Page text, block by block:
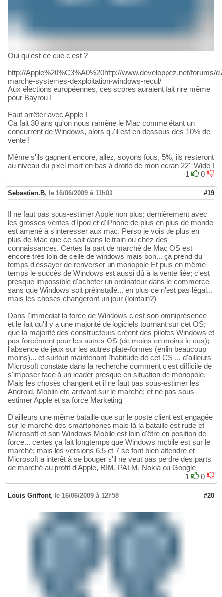
Oui qu'est ce que c'est ?
http://Apple%20%C3%A0%20http://www.developpez.net/forums/
marche-systemes-dexploitation-windows-recul/
Aux élections européennes, ces scores auraient fait rire même
pour Bayrou !
Faut arrêter avec Apple !
Ca fait 30 ans qu'on nous ramène le Mac comme étant un
concurrent de Windows, alors qu'il est en dessous des 10% de
vente !
Même s'ils gagnent encore, allez, soyons fous, 5%, ils resteront
au niveau du pixel mort en bas à droite de mon ecran 22'' Wide !
1
0
Sebastien.B, le 16/06/2009 à 11h03 #19
Il ne faut pas sous-estimer Apple non plus; dernièrement avec
les grosses ventes d'Ipod et d'iPhone de plus en plus de monde
est amené à s'interesser aux mac. Perso je vois de plus en
plus de Mac que ce soit dans le train ou chez des
connaissances. Certes la part de marché de Mac OS est
encore très loin de celle de windows mais bon... ça prend du
temps d'essayer de renverser un monopole Et puis en même
temps le succès de Windows est aussi dû à la vente liée; c'est
presque impossible d'acheter un ordinateur dans le commerce
sans que Windows soit préinstallé... en plus ce n'est pas légal...
mais les choses changeront un jour (lointain?)
Dans l'immédiat la force de Windows c'est son omniprésence
et le fait qu'il y a une majorité de logiciels tournant sur cet OS;
que la majorité des constructeurs créent des pilotes Windows et
pas forcément pour les autres OS (de moins en moins le cas);
l'absence de jeux sur les autres plate-formes (enfin beaucoup
moins)... et surtout maintenant l'habitude de cet OS ... d'ailleurs
Microsoft constate dans la recherche comment c'est difficile de
s'imposer face à un leader presque en situation de monopole.
Mais les choses changent et il ne faut pas sous-estimer les
Android, Moblin etc arrivant sur le marché; et ne pas sous-
estimer Apple et sa force Marketing
D'ailleurs une même bataille que sur le poste client est engagée
sur le marché des smartphones mais là la bataille est rude et
Microsoft et son Windows Mobile est loin d'être en position de
force... certes ça fait longtemps que Windows mobile est sur le
marché; mais les versions 6.5 et 7 se font bien attendre et
Microsoft a intérêt à se bouger s'il ne veut pas perdre des parts
de marché au profit d'Apple, RIM, PALM, Nokia ou Google
1
0
Louis Griffont, le 16/06/2009 à 12h58 #20